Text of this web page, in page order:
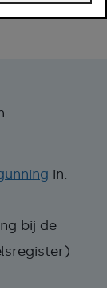
in.
bij de